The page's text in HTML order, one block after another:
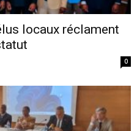
locaux réclament
0